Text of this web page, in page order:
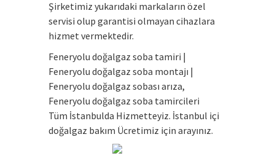
Şirketimiz yukarıdaki markaların özel
servisi olup garantisi olmayan cihazlara
hizmet vermektedir.
Feneryolu doğalgaz soba tamiri |
Feneryolu doğalgaz soba montajı |
Feneryolu doğalgaz sobası arıza,
Feneryolu doğalgaz soba tamircileri
Tüm İstanbulda Hizmetteyiz. İstanbul içi
doğalgaz bakım Ücretimiz için arayınız.